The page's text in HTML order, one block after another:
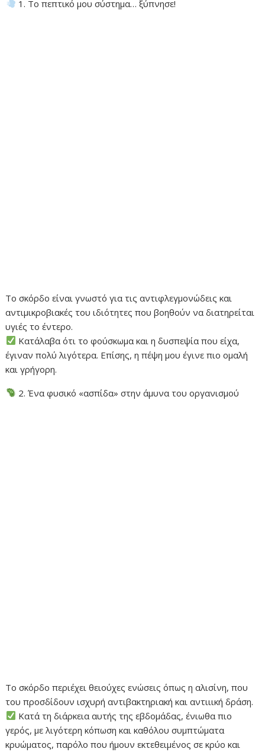
1. Το πεπτικό μου σύστημα… ξύπνησε!
Το σκόρδο είναι γνωστό για τις αντιφλεγμονώδεις και
αντιμικροβιακές του ιδιότητες που βοηθούν να διατηρείται
υγιές το έντερο.
Κατάλαβα ότι το φούσκωμα και η δυσπεψία που είχα,
έγιναν πολύ λιγότερα. Επίσης, η πέψη μου έγινε πιο ομαλή
και γρήγορη.
2. Ένα φυσικό «ασπίδα» στην άμυνα του οργανισμού
Το σκόρδο περιέχει θειούχες ενώσεις όπως η αλισίνη, που
του προσδίδουν ισχυρή αντιβακτηριακή και αντιιική δράση.
Κατά τη διάρκεια αυτής της εβδομάδας, ένιωθα πιο
γερός, με λιγότερη κόπωση και καθόλου συμπτώματα
κρυώματος, παρόλο που ήμουν εκτεθειμένος σε κρύο και